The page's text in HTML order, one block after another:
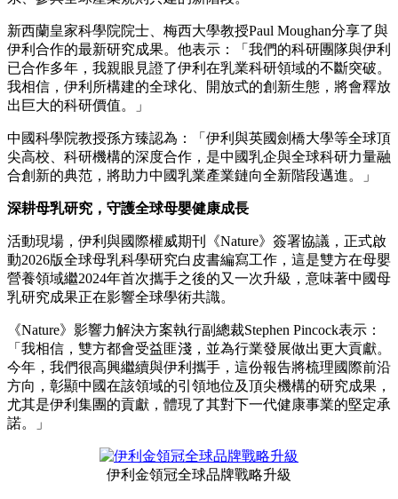
新西蘭皇家科學院院士、梅西大學教授Paul Moughan分享了與
伊利合作的最新研究成果。他表示：「我們的科研團隊與伊利
已合作多年，我親眼見證了伊利在乳業科研領域的不斷突破。
我相信，伊利所構建的全球化、開放式的創新生態，將會釋放
出巨大的科研價值。」
中國科學院教授孫方臻認為：「伊利與英國劍橋大學等全球頂
尖高校、科研機構的深度合作，是中國乳企與全球科研力量融
合創新的典范，將助力中國乳業產業鏈向全新階段邁進。」
深耕母乳研究，守護全球母嬰健康成長
活動現場，伊利與國際權威期刊《Nature》簽署協議，正式啟
動2026版全球母乳科學研究白皮書編寫工作，這是雙方在母嬰
營養領域繼2024年首次攜手之後的又一次升級，意味著中國母
乳研究成果正在影響全球學術共識。
《Nature》影響力解決方案執行副總裁Stephen Pincock表示：
「我相信，雙方都會受益匪淺，並為行業發展做出更大貢獻。
今年，我們很高興繼續與伊利攜手，這份報告將梳理國際前沿
方向，彰顯中國在該領域的引領地位及頂尖機構的研究成果，
尤其是伊利集團的貢獻，體現了其對下一代健康事業的堅定承
諾。」
伊利金領冠全球品牌戰略升級